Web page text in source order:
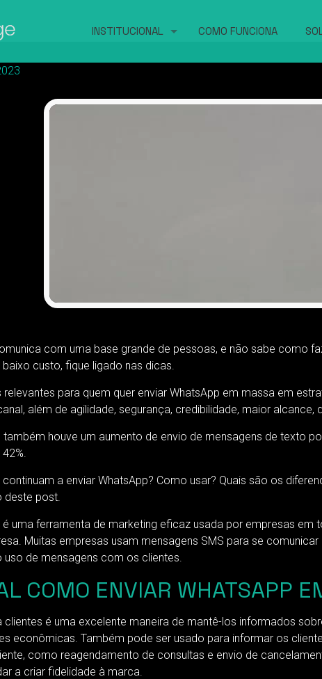
INSTITUCIONAL COMO FUNCIONA
com uma base grande de pessoas, e não sabe como
custo, fique ligado nas dicas.
para quem quer enviar WhatsApp em massa em
além de agilidade, segurança, credibilidade, maior
também houve um aumento de envio de mensagens de texto
a enviar WhatsApp? Como usar? Quais são os
deste post.
é uma ferramenta de marketing eficaz usada por empresas
Muitas empresas usam mensagens SMS para se
uso de mensagens com os clientes.
COMO ENVIAR WHATSAPP
clientes é uma excelente maneira de mantê-los informados
econômicas. Também pode ser usado para informar os
como reagendamento de consultas e envio de
a criar fidelidade à marca.